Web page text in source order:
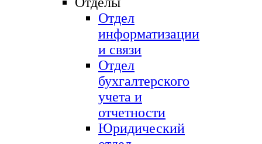
Отдел
информатизации
и связи
Отдел
бухгалтерского
учета и
отчетности
Юридический